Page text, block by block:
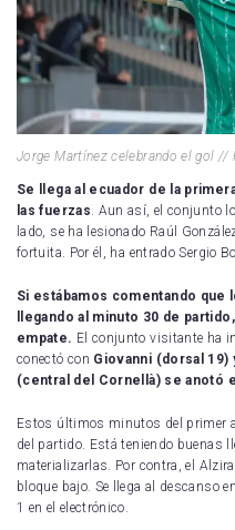
Jorge Martínez celebrando el gol //
Se llega al ecuador de la
las fuerzas. Aun así, el conjunto
lado, se ha lesionado Raúl
fortuita. Por él, ha entrado Sergio
Si estábamos comentando
llegando al minuto 30 de
empate. El conjunto visitante ha
conectó con Giovanni (dorsal
(central del Cornellà) se anotó
Estos últimos minutos del primer
del partido. Está teniendo buenas
materializarlas. Por contra, el
bloque bajo. Se llega al descanso
1 en el electrónico.